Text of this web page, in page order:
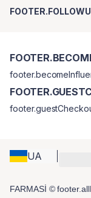
UA
FARMASİ ©